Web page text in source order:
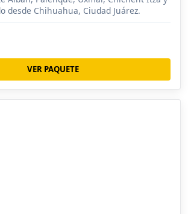
desde Chihuahua, Ciudad Juárez.
VER PAQUETE